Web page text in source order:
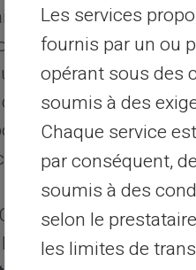
est un outil pratique
idéale pour ceux
Puisqu’elle
dépenses
les personnes qui
Agricole, peut
Jeune. Pour
Les services
fournis par un ou
opérant sous des
soumis à des
Chaque service
par conséquent,
soumis à des
selon le
les limites de